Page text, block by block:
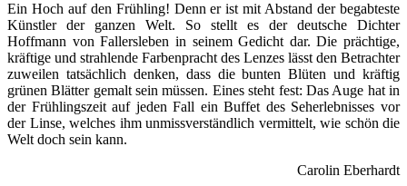
Ein Hoch auf den Frühling! Denn er ist mit Abstand der begabteste
Künstler der ganzen Welt. So stellt es der deutsche Dichter
Hoffmann von Fallersleben in seinem Gedicht dar. Die prächtige,
kräftige und strahlende Farbenpracht des Lenzes lässt den Betrachter
zuweilen tatsächlich denken, dass die bunten Blüten und kräftig
grünen Blätter gemalt sein müssen. Eines steht fest: Das Auge hat in
der Frühlingszeit auf jeden Fall ein Buffet des Seherlebnisses vor
der Linse, welches ihm unmissverständlich vermittelt, wie schön die
Welt doch sein kann.
Carolin Eberhardt